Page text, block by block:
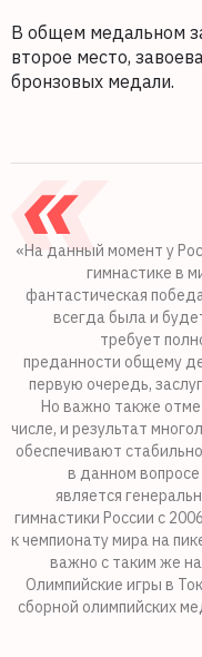
В общем медальном
второе место,
бронзовых медали.
«На данный момент у
гимнастике в
фантастическая
всегда была и
требует
преданности общему
первую очередь,
Но важно также
числе, и результат
обеспечивают
в данном
является
гимнастики России с
к чемпионату мира на
важно с таким же
Олимпийские игры в
сборной олимпийских